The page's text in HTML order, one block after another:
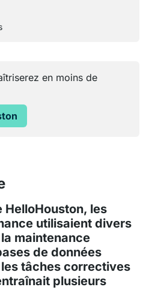
en moins de
HelloHouston, les
utilisaient divers
maintenance
de données
tâches correctives
plusieurs